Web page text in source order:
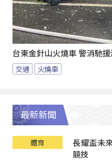
台東金針山火燒車 警消馳
交通 火燒車
最新新聞
體育
長耀盃未
競技